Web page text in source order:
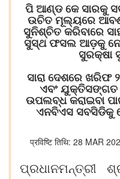
ପି ଆଣ୍ଡ କେ ସାରକୁ
ଉଚିତ ମୂଲ୍ୟରେ
ସୁନିଶ୍ଚିତ କରିବାରେ
ସୁସ୍ଥ ଫସଲ ଆଡ଼କୁ
ସୁରକ୍ଷା
ସାରା ଦେଶରେ ଖରିଫ
ଏବଂ ଯୁକ୍ତିସଙ୍ଗତ
ଉପଲବ୍ଧ କରାଇବା
ଏନବିଏସ ସବସିଡିକୁ
प्रविष्टि तिथि: 28 MAR
ପ୍ରଧାନମନ୍ତ୍ରୀ